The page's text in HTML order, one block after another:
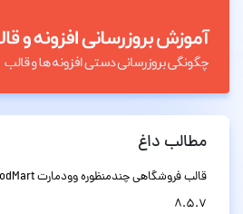
مطالب داغ
8.5.7